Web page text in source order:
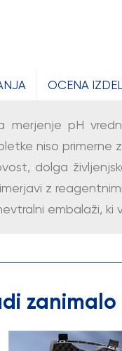
OCENA
merjenje pH
niso primerne
dolga
z
embalaži, ki
zanimalo